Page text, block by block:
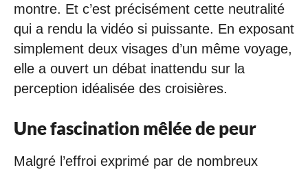
montre. Et c’est précisément cette neutralité
qui a rendu la vidéo si puissante. En exposant
simplement deux visages d’un même voyage,
elle a ouvert un débat inattendu sur la
perception idéalisée des croisières.
Une fascination mêlée de peur
Malgré l’effroi exprimé par de nombreux